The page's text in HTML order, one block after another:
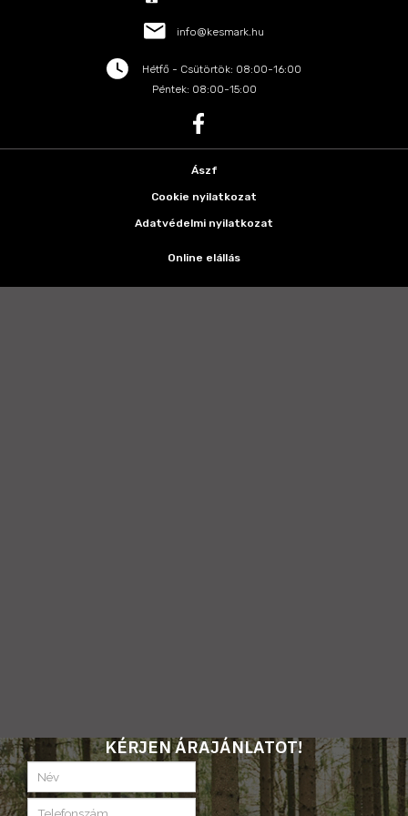
info@kesmark.hu
Hétfő - Csütörtök: 08:00-16:00
Péntek: 08:00-15:00
Ászf
Cookie nyilatkozat
Adatvédelmi nyilatkozat
Online elállás
KÉRJEN ÁRAJÁNLATOT!